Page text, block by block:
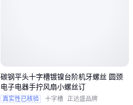
度，适合需要更强紧固
装孔的尺寸也需要相应
碳钢平头十字槽镀镍台阶机牙螺丝 圆颈
电子电器手拧风扇小螺丝订
真实性已核验 十字槽 正达盛品牌